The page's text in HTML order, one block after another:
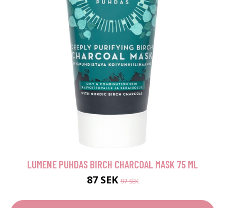
LUMENE PUHDAS BIRCH CHARCOAL MASK 75 ML
87 SEK97 SEK